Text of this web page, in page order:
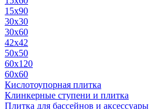
15x90
30х30
30х60
42х42
50х50
60х120
60х60
Кислотоупорная плитка
Клинкерные ступени и плитка
Плитка для бассейнов и аксессуары